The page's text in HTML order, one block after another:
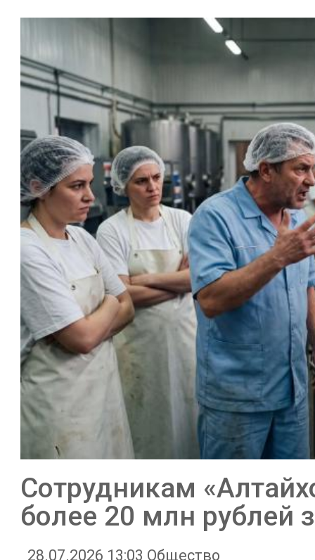
Сотрудникам
более 20 млн рублей
28.07.2026 13:03 Общество